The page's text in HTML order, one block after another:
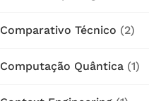
Comparativo Técnico (2)
Computação Quântica (1)